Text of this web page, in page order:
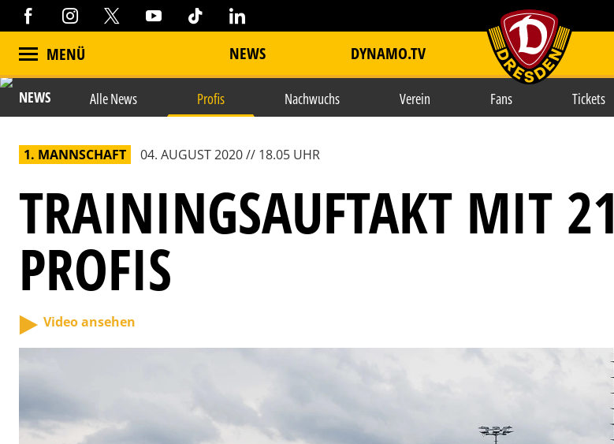
MENÜ NEWS DYNAMO.TV item.title
NEWS Alle News Profis Nachwuchs Verein Fans Tickets
1. MANNSCHAFT 04. AUGUST 2020 // 18.05 UHR
TRAININGSAUFTAKT MIT 21
PROFIS
Video ansehen